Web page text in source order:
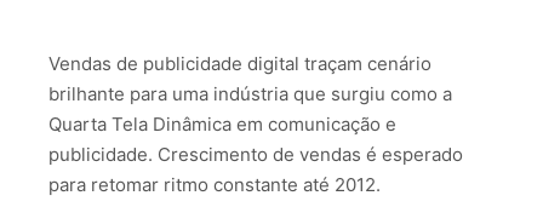
Vendas de publicidade digital traçam cenário
brilhante para uma indústria que surgiu como a
Quarta Tela Dinâmica em comunicação e
publicidade. Crescimento de vendas é esperado
para retomar ritmo constante até 2012.